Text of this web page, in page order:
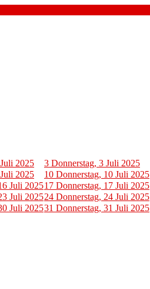
2025 3 Donnerstag, 3 Juli 2025
2025 10 Donnerstag, 10 Juli 2025
Juli 202517 Donnerstag, 17 Juli 2025
Juli 202524 Donnerstag, 24 Juli 2025
Juli 202531 Donnerstag, 31 Juli 2025